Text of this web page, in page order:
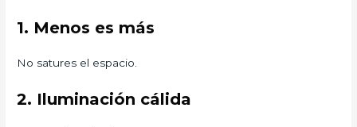
1. Menos es más
No satures el espacio.
2. Iluminación cálida